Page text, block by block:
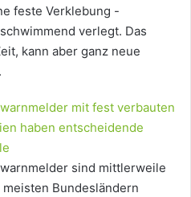
feste Verklebung -
verlegt. Das
kann aber ganz neue
mit fest verbauten
haben entscheidende
sind mittlerweile
meisten Bundesländern